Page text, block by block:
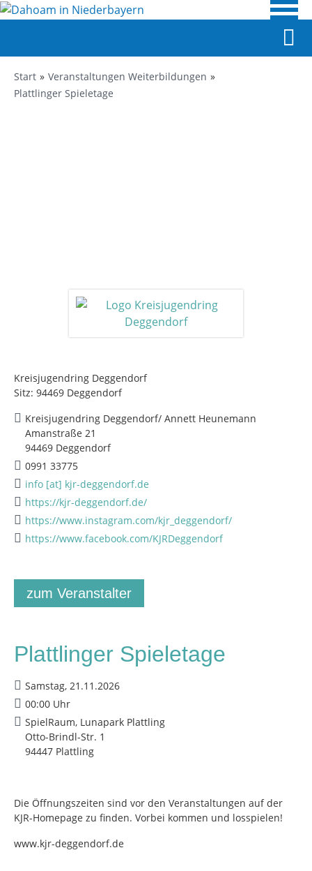
Start
Veranstaltungen Weiterbildungen
Plattlinger Spieletage
Kreisjugendring Deggendorf
Sitz: 94469 Deggendorf
Kreisjugendring Deggendorf/ Annett Heunemann
Amanstraße 21
94469 Deggendorf
0991 33775
info [at] kjr-deggendorf.de
https://kjr-deggendorf.de/
https://www.instagram.com/kjr_deggendorf/
https://www.facebook.com/KJRDeggendorf
zum Veranstalter
Plattlinger Spieletage
Samstag, 21.11.2026
00:00 Uhr
SpielRaum, Lunapark Plattling
Otto-Brindl-Str. 1
94447 Plattling
Die Öffnungszeiten sind vor den Veranstaltungen auf der
KJR-Homepage zu finden. Vorbei kommen und losspielen!
www.kjr-deggendorf.de